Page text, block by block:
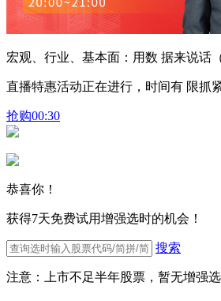
宏观、行业、基本面：用数 据来说话
直播特惠活动正在进行，时间有 限抓
抢购00:30
恭喜你！
获得7天免费试用增强选时的机会！
搜索
注意：上市不足半年股票，暂无增强选